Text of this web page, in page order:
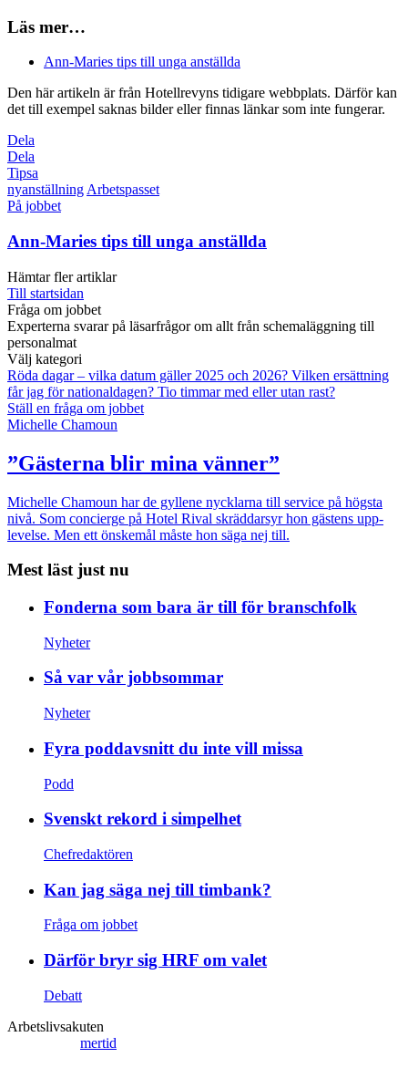
Läs mer…
Ann-Maries tips till unga anställda
Den här artikeln är från Hotellrevyns tidigare webbplats. Därför kan
det till exempel saknas bilder eller finnas länkar som inte fungerar.
Dela
Dela
Tipsa
nyanställning Arbetspasset
På jobbet
Ann-Maries tips till unga anställda
Hämtar fler artiklar
Till startsidan
Fråga om jobbet
Experterna svarar på läsarfrågor om allt från schemaläggning till
personalmat
Välj kategori
Röda dagar – vilka datum gäller 2025 och 2026? Vilken ersättning
får jag för nationaldagen? Tio timmar med eller utan rast?
Ställ en fråga om jobbet
Michelle Chamoun
”Gästerna blir mina vänner”
Michelle Chamoun har de gyllene nycklarna till service på högsta
nivå. Som concierge på Hotel Rival skräddarsyr hon gästens upp­
levelse. Men ett önskemål måste hon säga nej till.
Mest läst just nu
Fonderna som bara är till för branschfolk
Nyheter
Så var vår jobbsommar
Nyheter
Fyra poddavsnitt du inte vill missa
Podd
Svenskt rekord i simpelhet
Chefredaktören
Kan jag säga nej till timbank?
Fråga om jobbet
Därför bryr sig HRF om valet
Debatt
Arbetslivsakuten
mertid